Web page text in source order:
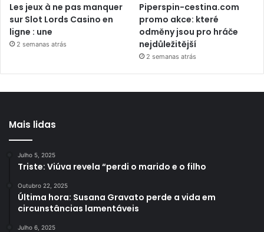
Les jeux à ne pas manquer
sur Slot Lords Casino en
ligne : une
2 semanas atrás
Piperspin-cestina.com
promo akce: které
odměny jsou pro hráče
nejdůležitější
2 semanas atrás
Mais lidas
Julho 5, 2025
Triste: Viúva revela “perdi o marido e o filho
Outubro 22, 2025
Última hora: Susana Gravato perde a vida em
circunstâncias lamentáveis
Julho 6, 2025